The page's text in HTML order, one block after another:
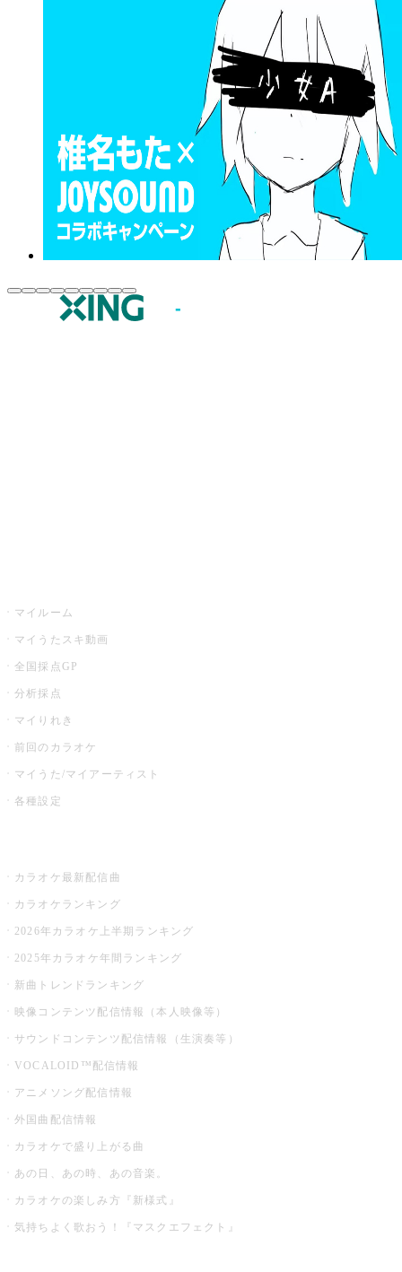
マイルーム
マイうたスキ動画
全国採点GP
分析採点
マイりれき
前回のカラオケ
マイうた/マイアーティスト
各種設定
カラオケ最新配信曲
カラオケランキング
2026年カラオケ上半期ランキング
2025年カラオケ年間ランキング
新曲トレンドランキング
映像コンテンツ配信情報（本人映像等）
サウンドコンテンツ配信情報（生演奏等）
VOCALOID™配信情報
アニメソング配信情報
外国曲配信情報
カラオケで盛り上がる曲
あの日、あの時、あの音楽。
カラオケの楽しみ方『新様式』
気持ちよく歌おう！『マスクエフェクト』